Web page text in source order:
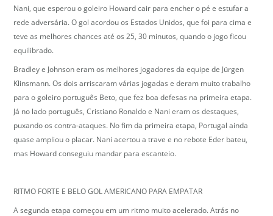
Nani, que esperou o goleiro Howard cair para encher o pé e estufar a
rede adversária. O gol acordou os Estados Unidos, que foi para cima e
teve as melhores chances até os 25, 30 minutos, quando o jogo ficou
equilibrado.
Bradley e Johnson eram os melhores jogadores da equipe de Jürgen
Klinsmann. Os dois arriscaram várias jogadas e deram muito trabalho
para o goleiro português Beto, que fez boa defesas na primeira etapa.
Já no lado português, Cristiano Ronaldo e Nani eram os destaques,
puxando os contra-ataques. No fim da primeira etapa, Portugal ainda
quase ampliou o placar. Nani acertou a trave e no rebote Eder bateu,
mas Howard conseguiu mandar para escanteio.
RITMO FORTE E BELO GOL AMERICANO PARA EMPATAR
A segunda etapa começou em um ritmo muito acelerado. Atrás no